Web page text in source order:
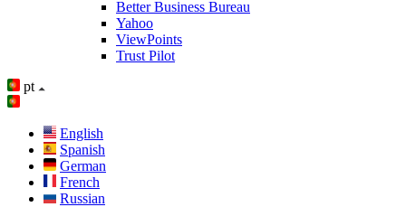
Better Business Bureau
Yahoo
ViewPoints
Trust Pilot
pt
English
Spanish
German
French
Russian